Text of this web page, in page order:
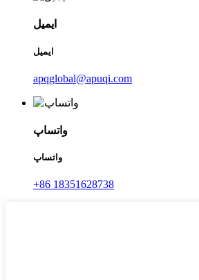
ایمیل
ایمیل
apqglobal@apuqi.com
واتساپ
واتساپ
‎+86 18351628738‎